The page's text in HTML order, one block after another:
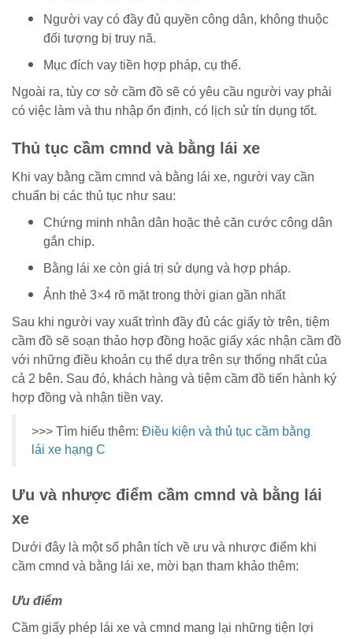
Người vay có đầy đủ quyền công dân, không thuộc
đối tượng bị truy nã.
Mục đích vay tiền hợp pháp, cụ thể.
Ngoài ra, tùy cơ sở cầm đồ sẽ có yêu cầu người vay phải
có việc làm và thu nhập ổn định, có lịch sử tín dụng tốt.
Thủ tục cầm cmnd và bằng lái xe
Khi vay bằng cầm cmnd và bằng lái xe, người vay cần
chuẩn bị các thủ tục như sau:
Chứng minh nhân dân hoặc thẻ căn cước công dân
gắn chip.
Bằng lái xe còn giá trị sử dụng và hợp pháp.
Ảnh thẻ 3×4 rõ mặt trong thời gian gần nhất
Sau khi người vay xuất trình đầy đủ các giấy tờ trên, tiệm
cầm đồ sẽ soạn thảo hợp đồng hoặc giấy xác nhận cầm đồ
với những điều khoản cụ thể dựa trên sự thống nhất của
cả 2 bên. Sau đó, khách hàng và tiệm cầm đồ tiến hành ký
hợp đồng và nhận tiền vay.
>>> Tìm hiểu thêm: Điều kiện và thủ tục cầm bằng
lái xe hạng C
Ưu và nhược điểm cầm cmnd và bằng lái
xe
Dưới đây là một số phân tích về ưu và nhược điểm khi
cầm cmnd và bằng lái xe, mời bạn tham khảo thêm:
Ưu điểm
Cầm giấy phép lái xe và cmnd mang lại những tiện lợi